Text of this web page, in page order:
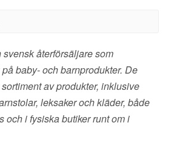
återförsäljare som
baby- och barnprodukter. De
av produkter, inklusive
leksaker och kläder, både
och i fysiska butiker runt om i